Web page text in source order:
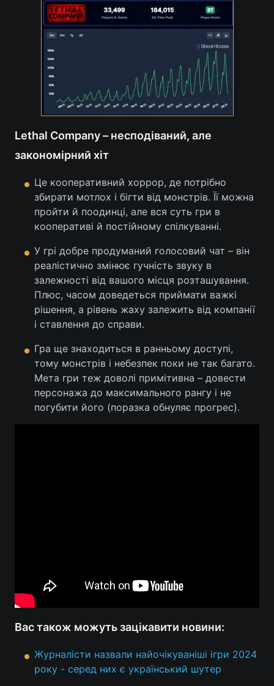
Контакти
Послуги
Тема оформлення
Lethal Company – несподіваний, але
закономірний хіт
Це кооперативний хоррор, де потрібно
збирати мотлох і бігти від монстрів. Її можна
пройти й поодинці, але вся суть гри в
кооперативі й постійному спілкуванні.
У грі добре продуманий голосовий чат – він
реалістично змінює гучність звуку в
залежності від вашого місця розташування.
Плюс, часом доведеться приймати важкі
рішення, а рівень жаху залежить від компанії
і ставлення до справи.
Гра ще знаходиться в ранньому доступі,
тому монстрів і небезпек поки не так багато.
Мета гри теж доволі примітивна – довести
персонажа до максимального рангу і не
погубити його (поразка обнуляє прогрес).
Вас також можуть зацікавити новини:
Журналісти назвали найочікуваніші ігри 2024
року - серед них є український шутер